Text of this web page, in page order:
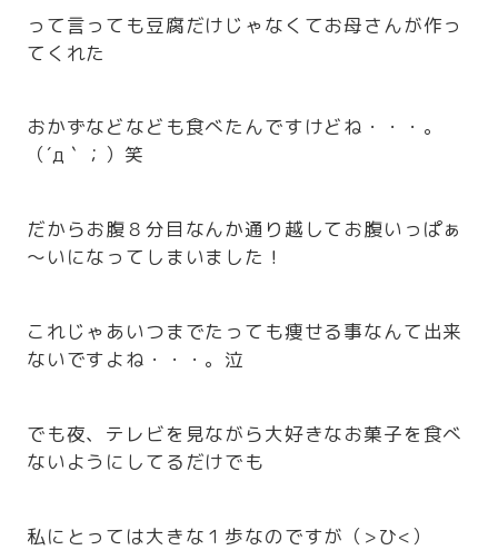
って言っても豆腐だけじゃなくてお母さんが作っ
てくれた
おかずなどなども食べたんですけどね・・・。
（´д｀；）笑
だからお腹８分目なんか通り越してお腹いっぱぁ
～いになってしまいました！
これじゃあいつまでたっても痩せる事なんて出来
ないですよね・・・。泣
でも夜、テレビを見ながら大好きなお菓子を食べ
ないようにしてるだけでも
私にとっては大きな１歩なのですが（>ひ<）